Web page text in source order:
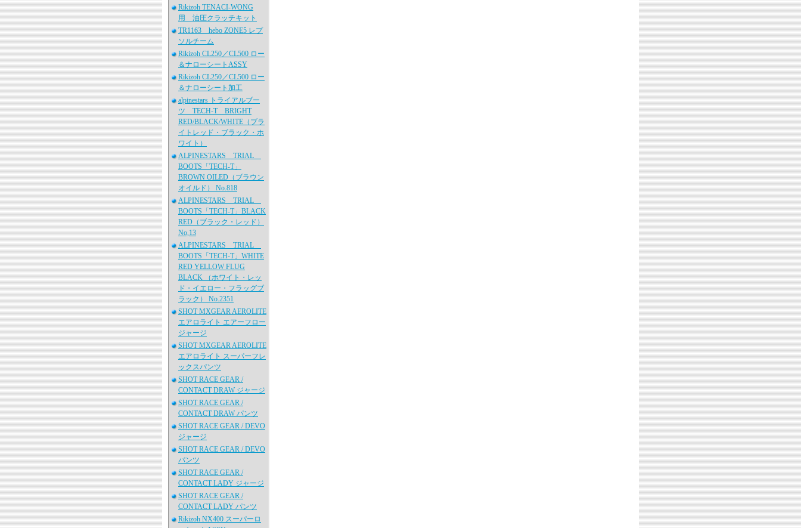
Rikizoh TENACI-WONG
用 油圧クラッチキット
TR1163 hebo ZONE5 レプ
ソルチーム
Rikizoh CL250／CL500 ロー
＆ナローシートASSY
Rikizoh CL250／CL500 ロー
＆ナローシート加工
alpinestars トライアルブー
ツ TECH-T BRIGHT
RED/BLACK/WHITE（ブラ
イトレッド・ブラック・ホ
ワイト）
ALPINESTARS TRIAL
BOOTS「TECH-T」
BROWN OILED（ブラウン
オイルド） No.818
ALPINESTARS TRIAL
BOOTS「TECH-T」BLACK
RED（ブラック・レッド）
No,13
ALPINESTARS TRIAL
BOOTS「TECH-T」WHITE
RED YELLOW FLUG
BLACK （ホワイト・レッ
ド・イエロー・フラッグブ
ラック） No.2351
SHOT MXGEAR AEROLITE
エアロライト エアーフロー
ジャージ
SHOT MXGEAR AEROLITE
エアロライト スーパーフレ
ックスパンツ
SHOT RACE GEAR /
CONTACT DRAW ジャージ
SHOT RACE GEAR /
CONTACT DRAW パンツ
SHOT RACE GEAR / DEVO
ジャージ
SHOT RACE GEAR / DEVO
パンツ
SHOT RACE GEAR /
CONTACT LADY ジャージ
SHOT RACE GEAR /
CONTACT LADY パンツ
Rikizoh NX400 スーパーロ